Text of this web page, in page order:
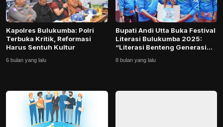
Peristiwa
Edukasi
Kapolres Bulukumba: Polri
Terbuka Kritik, Reformasi
Harus Sentuh Kultur
6 bulan yang lalu
Bupati Andi Utta Buka Festival
Literasi Bulukumba 2025:
“Literasi Benteng Generasi
8 bulan yang lalu